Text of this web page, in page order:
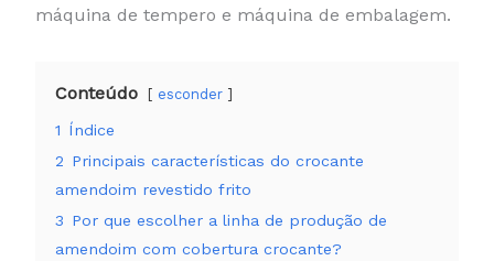
máquina de tempero e máquina de embalagem.
Conteúdo esconder
1 Índice
2 Principais características do crocante
amendoim revestido frito
3 Por que escolher a linha de produção de
amendoim com cobertura crocante?